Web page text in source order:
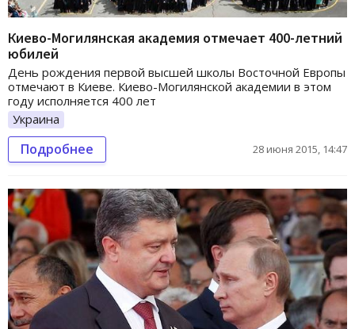
Киево-Могилянская академия отмечает 400-летний
юбилей
День рождения первой высшей школы Восточной Европы
отмечают в Киеве. Киево-Могилянской академии в этом
году исполняется 400 лет
Украина
Подробнее 28 июня 2015, 14:47